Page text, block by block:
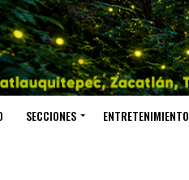
SECCIONES ENTRETENIMIENTO